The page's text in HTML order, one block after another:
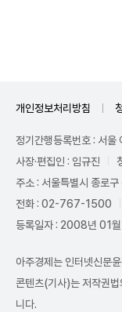
개인정보처리방침
정기간행등록번호 : 서
사장·편집인 : 임규진
주소 : 서울특별시 종로
전화 : 02-767-1500
등록일자 : 2008년 01
아주경제는 인터넷신문
콘텐츠(기사)는 저작권
니다.